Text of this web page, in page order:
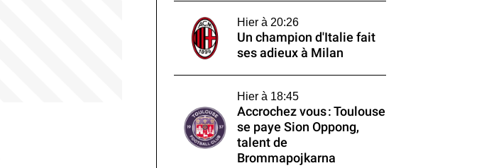
Hier à 20:26
Un champion d'Italie fait
ses adieux à Milan
Hier à 18:45
Accrochez vous : Toulouse
se paye Sion Oppong,
talent de
Brommapojkarna